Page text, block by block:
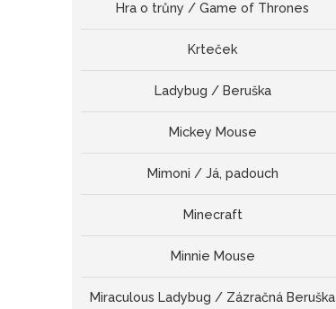
Hra o trůny / Game of Thrones
Krteček
Ladybug / Beruška
Mickey Mouse
Mimoni / Já, padouch
Minecraft
Minnie Mouse
Miraculous Ladybug / Zázračná Beruška